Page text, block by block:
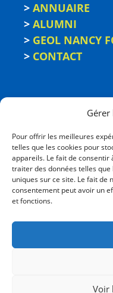
Pour offrir les meilleures
telles que les cookies pour
appareils. Le fait de
traiter des données telles
uniques sur ce site. Le fait de
consentement peut avoir un
et fonctions.
Voir
> ANNUAIRE
> ALUMNI
> GEOL NANCY
> CONTACT
ÉCOLE
54505 Vandœuvre-
03 72 74 46 00
ENSG 2026 © TOUS